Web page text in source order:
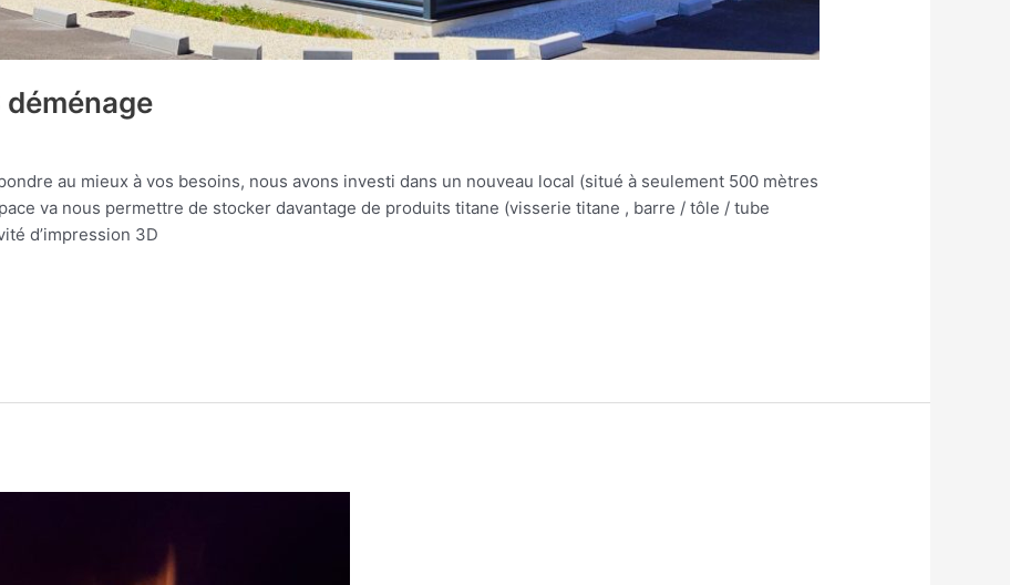
déménage
au mieux à vos besoins, nous avons investi dans un nouveau local (situé à seulement 500 mètres
va nous permettre de stocker davantage de produits titane (visserie titane , barre / tôle / tube
d’impression 3D